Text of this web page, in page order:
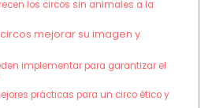
los circos sin animales a la
mejorar su imagen y
implementar para garantizar el
prácticas para un circo ético y